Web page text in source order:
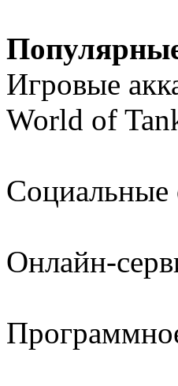
Игровые
World of
Социальные
Онлайн-